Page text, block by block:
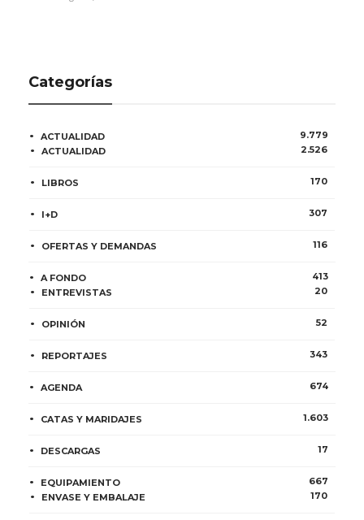
Categorías
ACTUALIDAD
9.779
ACTUALIDAD
2.526
LIBROS 170
I+D 307
OFERTAS Y DEMANDAS 116
A FONDO
413
ENTREVISTAS
20
OPINIÓN 52
REPORTAJES 343
AGENDA 674
CATAS Y MARIDAJES 1.603
DESCARGAS 17
EQUIPAMIENTO
667
ENVASE Y EMBALAJE
170